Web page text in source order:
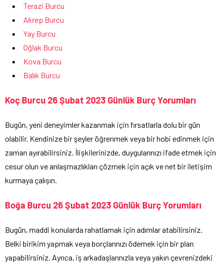
Terazi Burcu
Akrep Burcu
Yay Burcu
Oğlak Burcu
Kova Burcu
Balık Burcu
Koç Burcu 26 Şubat 2023 Günlük Burç Yorumları
Bugün, yeni deneyimler kazanmak için fırsatlarla dolu bir gün
olabilir. Kendinize bir şeyler öğrenmek veya bir hobi edinmek için
zaman ayırabilirsiniz. İlişkilerinizde, duygularınızı ifade etmek için
cesur olun ve anlaşmazlıkları çözmek için açık ve net bir iletişim
kurmaya çalışın.
Boğa Burcu 26 Şubat 2023 Günlük Burç Yorumları
Bugün, maddi konularda rahatlamak için adımlar atabilirsiniz.
Belki birikim yapmak veya borçlarınızı ödemek için bir plan
yapabilirsiniz. Ayrıca, iş arkadaşlarınızla veya yakın çevrenizdeki